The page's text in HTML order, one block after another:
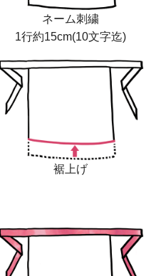
ネーム刺繍
1行約15cm(10文字迄)
裾上げ